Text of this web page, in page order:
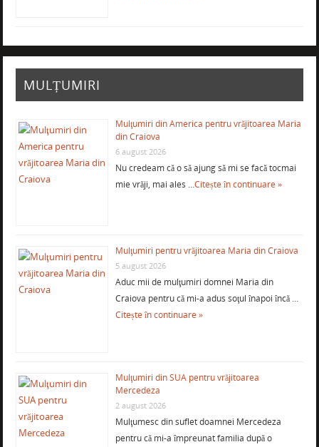
MULȚUMIRI
Mulţumiri din America pentru vrăjitoarea Maria
din Craiova
6 august 2026
Nu credeam că o să ajung să mi se facă tocmai
mie vrăji, mai ales …Citește în continuare »
Mulţumiri pentru vrăjitoarea Maria din Craiova
5 august 2026
Aduc mii de mulţumiri domnei Maria din
Craiova pentru că mi-a adus soţul înapoi încă …
Citește în continuare »
Mulţumiri din SUA pentru vrăjitoarea
Mercedeza
2 august 2026
Mulţumesc din suflet doamnei Mercedeza
pentru că mi-a împreunat familia după o